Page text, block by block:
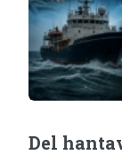
Del